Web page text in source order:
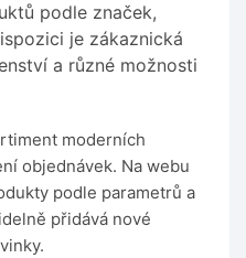
podle značek,
je zákaznická
a různé možnosti
moderních
objednávek. Na webu
podle parametrů a
přidává nové